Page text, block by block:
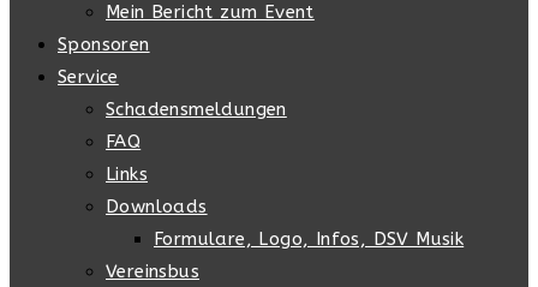
Mein Bericht zum Event
Sponsoren
Service
Schadensmeldungen
FAQ
Links
Downloads
Formulare, Logo, Infos, DSV Musik
Vereinsbus